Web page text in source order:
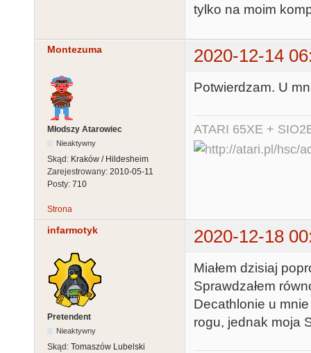
tylko na moim
Montezuma 2020-12-14
Młodszy Atarowiec
Nieaktywny
Skąd: Kraków / Hildesheim
Zarejestrowany: 2010-05-11
Posty: 710
Potwierdzam. U
ATARI 65XE +
Strona
infarmotyk 2020-12-18
Pretendent
Nieaktywny
Skąd: Tomaszów Lubelski
Miałem dzisiaj
Sprawdzałem
Decathlonie u
rogu, jednak moja